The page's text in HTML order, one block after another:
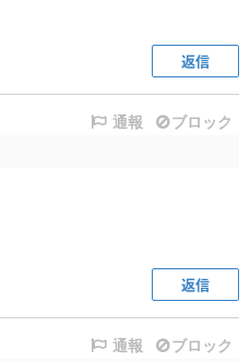
返信
通報 ブロック
返信
通報 ブロック